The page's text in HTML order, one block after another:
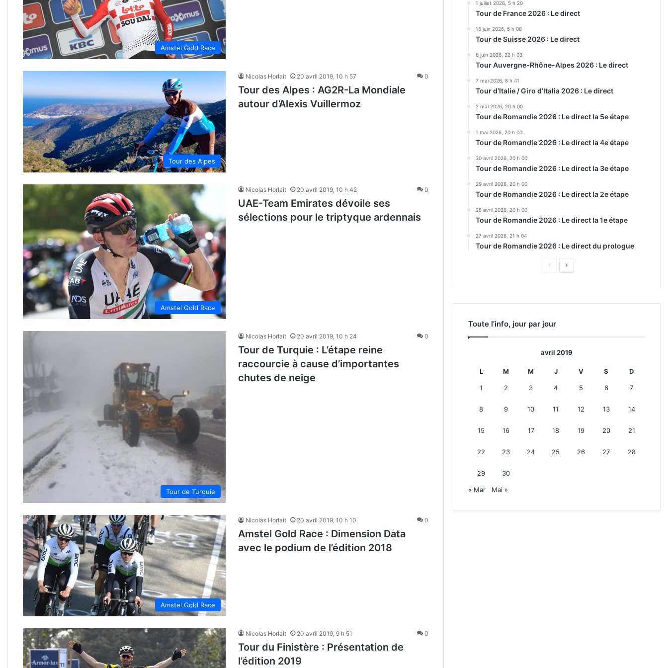
Amstel Gold Race
Tour des Alpes
Nicolas Horlait 20 avril 2019, 10 h 57 0
Tour des Alpes : AG2R-La Mondiale
autour d’Alexis Vuillermoz
Amstel Gold Race
Nicolas Horlait 20 avril 2019, 10 h 42 0
UAE-Team Emirates dévoile ses
sélections pour le triptyque ardennais
Tour de Turquie
Nicolas Horlait 20 avril 2019, 10 h 24 0
Tour de Turquie : L’étape reine
raccourcie à cause d’importantes
chutes de neige
Amstel Gold Race
Nicolas Horlait 20 avril 2019, 10 h 10 0
Amstel Gold Race : Dimension Data
avec le podium de l’édition 2018
Nicolas Horlait 20 avril 2019, 9 h 51 0
Tour du Finistère : Présentation de
l’édition 2019
1 juillet 2026, 5 h 20
Tour de France 2026 : Le direct
16 juin 2026, 5 h 08
Tour de Suisse 2026 : Le direct
6 juin 2026, 22 h 03
Tour Auvergne-Rhône-Alpes 2026 : Le direct
7 mai 2026, 8 h 41
Tour d’Italie / Giro d’Italia 2026 : Le direct
2 mai 2026, 20 h 00
Tour de Romandie 2026 : Le direct la 5e étape
1 mai 2026, 20 h 00
Tour de Romandie 2026 : Le direct la 4e étape
30 avril 2026, 20 h 00
Tour de Romandie 2026 : Le direct la 3e étape
29 avril 2026, 20 h 00
Tour de Romandie 2026 : Le direct la 2e étape
28 avril 2026, 20 h 00
Tour de Romandie 2026 : Le direct la 1e étape
27 avril 2026, 21 h 04
Tour de Romandie 2026 : Le direct du prologue
Page
Page
Toute l’info, jour par jour
avril 2019
L M M J V S D
1 2 3 4 5 6 7
8 9 10 11 12 13 14
15 16 17 18 19 20 21
22 23 24 25 26 27 28
29 30
« Mar Mai »